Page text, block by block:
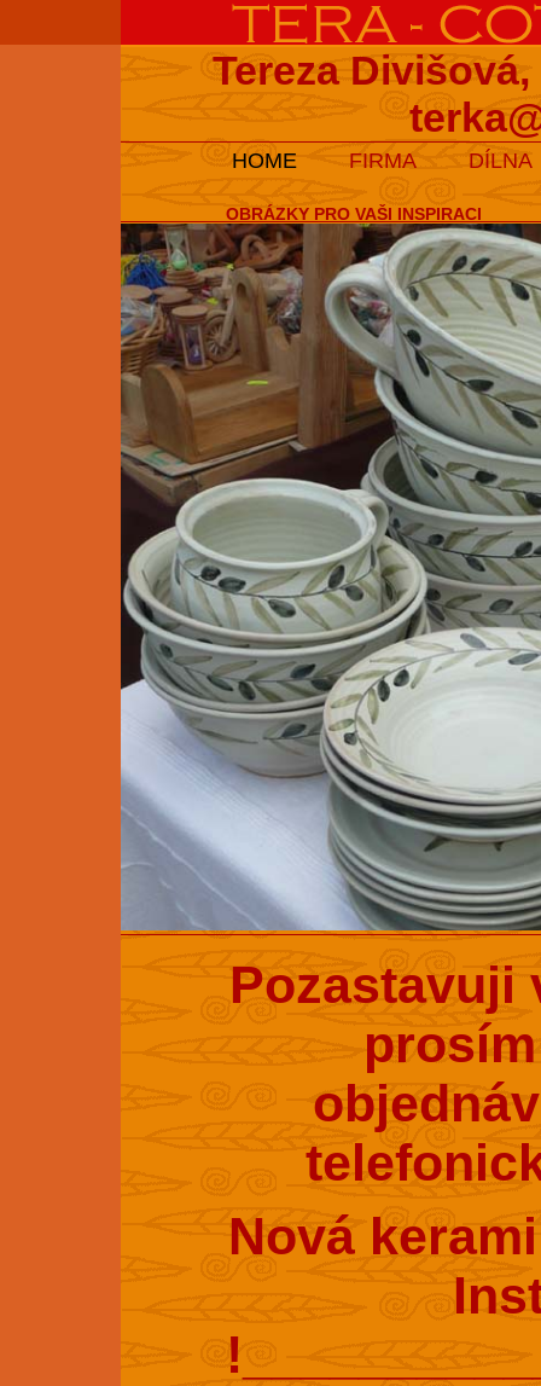
Tereza
HOME FIRMA DÍLNA
OBRÁZKY PRO VAŠI INSPIRACI
Pozastavuji
Nová